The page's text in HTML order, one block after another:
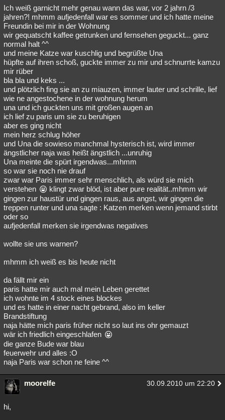
Ich weiß garnicht mehr genau wann das war, vor 2 jahrn /3
jahren?! mhmm aufjedenfall war es sommer und ich hatte meine
Freundin bei mir in der Wohnung
wir gequatscht kaffee getrunken und fernsehen geguckt... ganz
normal halt ^^
und meine Katze war kuschlig und begrüßte Una
hüpfte auf ihren schoß, guckte immer zu mir und schnurrte kamzu
mir rüber
bla bla und keks ...
und plötzlich fing sie an zu miauzen, immer lauter und schrille, lief
wie ne angestochene in der wohnung herum
una und ich guckten uns mit großen augen an
ich lief zu paris um sie zu beruhigen
aber es ging nicht
mein herz schlug höher
und Una die sowieso manchmal hysterisch ist, wird immer
ängstlicher naja was heißt ängstlich ...unruhig
Una meinte die spürt irgendwas...mhmm
so war sie noch nie drauf
zwar war Paris immer sehr menschlich, als würd sie mich
verstehen
klingt zwar blöd, ist aber pure realität..mhmm wir
gingen zur haustür und gingen raus, aus angst, wir gingen die
treppen runter und una sagte : Katzen merken wenn jemand stirbt
oder so
aufjedenfall merken sie irgendwas negatives
wollte sie uns warnen?
mhmm ich weiß es bis heute nicht
da fällt mir ein
paris hatte mir auch mal mein Leben gerettet
ich wohnte im 4 stock eines blockes
und es hatte in einer nacht gebrand, also im keller
Brandstiftung
naja hätte mich paris früher nicht so laut ins ohr gemauzt
wär ich friedlich eingeschlafen
die ganze Bude war blau
feuerwehr und alles :O
naja Paris war schon ne feine ^^
moorelfe 30.09.2010 um 22:20
hi,